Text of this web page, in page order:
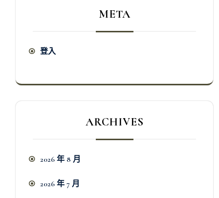
META
登入
ARCHIVES
2026 年 8 月
2026 年 7 月